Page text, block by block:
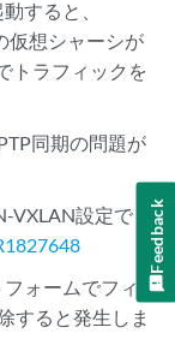
すると、
仮想シャーシが
トラフィックを
同期の問題が
VXLAN設定でト
ォームでフィ
すると発生しま
Feedback